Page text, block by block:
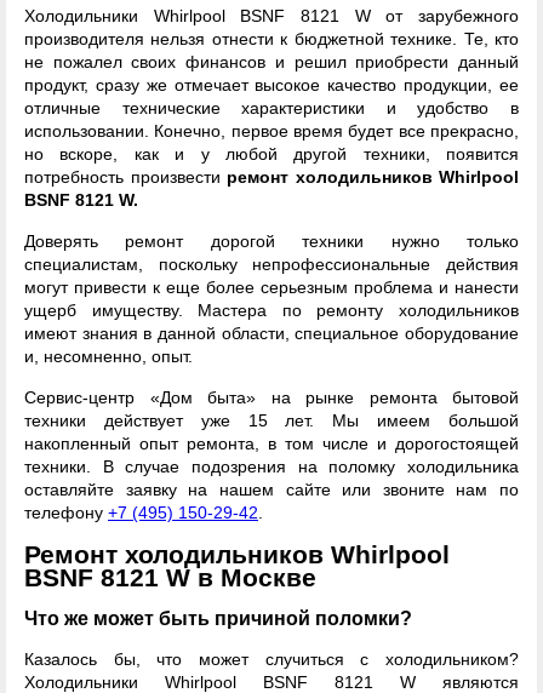
Холодильники Whirlpool BSNF 8121 W от зарубежного
производителя нельзя отнести к бюджетной технике. Те, кто
не пожалел своих финансов и решил приобрести данный
продукт, сразу же отмечает высокое качество продукции, ее
отличные технические характеристики и удобство в
использовании. Конечно, первое время будет все прекрасно,
но вскоре, как и у любой другой техники, появится
потребность произвести ремонт холодильников Whirlpool
BSNF 8121 W.
Доверять ремонт дорогой техники нужно только
специалистам, поскольку непрофессиональные действия
могут привести к еще более серьезным проблема и нанести
ущерб имуществу. Мастера по ремонту холодильников
имеют знания в данной области, специальное оборудование
и, несомненно, опыт.
Сервис-центр «Дом быта» на рынке ремонта бытовой
техники действует уже 15 лет. Мы имеем большой
накопленный опыт ремонта, в том числе и дорогостоящей
техники. В случае подозрения на поломку холодильника
оставляйте заявку на нашем сайте или звоните нам по
телефону +7 (495) 150-29-42
Ремонт холодильников Whirlpool
BSNF 8121 W в Москве
Что же может быть причиной поломки?
Казалось бы, что может случиться с холодильником?
Холодильники Whirlpool BSNF 8121 W являются